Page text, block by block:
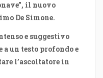
il nuovo
De Simone.
e suggestivo
un testo profondo e
l’ascoltatore in